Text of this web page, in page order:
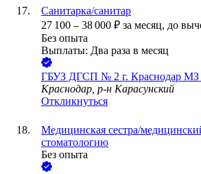
Санитарка/санитар
27 100 – 38 000 ₽ за месяц, до
Без опыта
Выплаты: Два раза в месяц
ГБУЗ ДГСП № 2 г. Краснодар
Краснодар, р-н Карасунский
Откликнуться
Медицинская сестра/
стоматологию
Без опыта